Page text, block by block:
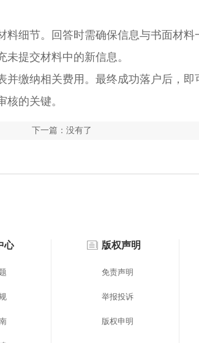
细节。回答时需确保信息与书面材料
提交材料中的新信息。
缴纳相关费用。最终成功落户后，即
的关键。
下一篇：没有了
心 版权声明
免责声明
举报投诉
版权申明